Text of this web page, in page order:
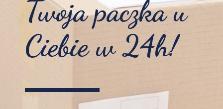
Twoja paczka u
Ciebie w 24h!